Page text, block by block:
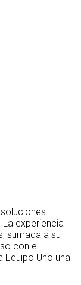
experiencia
sumada a su
con el
Equipo Uno una